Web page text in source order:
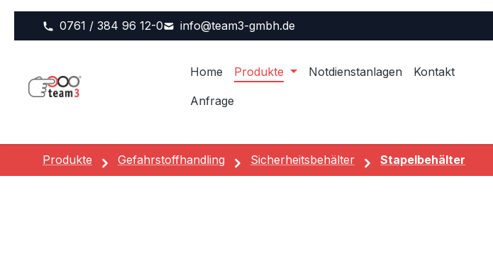
0761 / 384 96 12-0 info@team3-gmbh.de
Home Produkte Notdienstanlagen Kontakt
Anfrage
Produkte Gefahrstoffhandling Sicherheitsbehälter Stapelbehälter